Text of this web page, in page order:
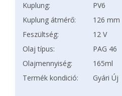
Kuplung:
PV6
Kuplung átmérő:
126 mm
Feszültség:
12 V
Olaj típus:
PAG 46
Olajmennyiség:
165ml
Termék kondició:
Gyári Új